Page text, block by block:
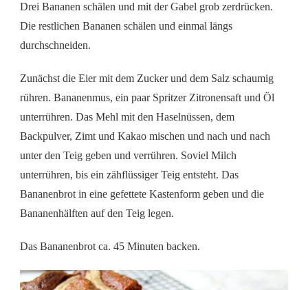
Drei Bananen schälen und mit der Gabel grob zerdrücken.
Die restlichen Bananen schälen und einmal längs
durchschneiden.
Zunächst die Eier mit dem Zucker und dem Salz schaumig
rühren. Bananenmus, ein paar Spritzer Zitronensaft und Öl
unterrühren. Das Mehl mit den Haselnüssen, dem
Backpulver, Zimt und Kakao mischen und nach und nach
unter den Teig geben und verrühren. Soviel Milch
unterrühren, bis ein zähflüssiger Teig entsteht. Das
Bananenbrot in eine gefettete Kastenform geben und die
Bananenhälften auf den Teig legen.
Das Bananenbrot ca. 45 Minuten backen.